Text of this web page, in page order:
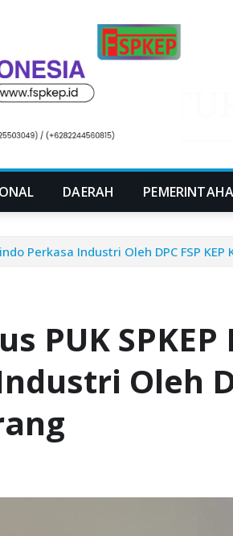
DAERAH
Perkasa Industri Oleh DPC FSP
PUK SPKEP
Oleh